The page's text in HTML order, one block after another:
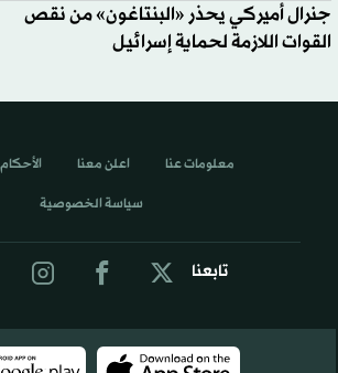
جنرال أميركي يحذر «البنتاغون» من نقص
القوات اللازمة لحماية إسرائيل
تابعنا
معلومات عنا اعلن معنا
سياسة الخصوصية